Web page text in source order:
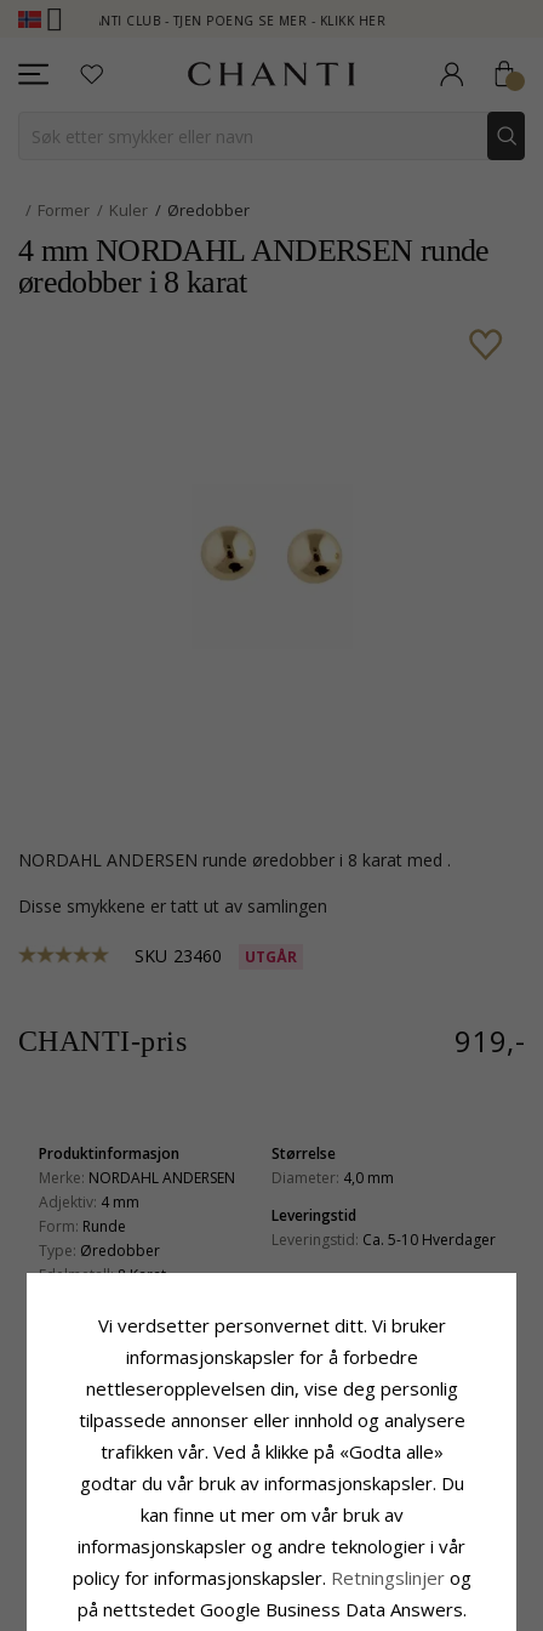
CHANTI CLUB - TJEN POENG SE MER - KLIKK HER
Former Kuler Øredobber
4 mm NORDAHL ANDERSEN runde
øredobber i 8 karat
NORDAHL ANDERSEN runde øredobber i 8 karat med .
Disse smykkene er tatt ut av samlingen
SKU 23460 UTGÅR
CHANTI-pris 919,-
Produktinformasjon
Merke: NORDAHL ANDERSEN
Adjektiv: 4 mm
Form: Runde
Type: Øredobber
Edelmetall:8 Karat
Størrelse
Diameter: 4,0 mm
Leveringstid
Leveringstid: Ca. 5-10 Hverdager
KUNDER KJØPER OGSÅ
11 mm Scrouples
creol i 14 karat gull
CHANTI-pris 1505,-
Simple rings ring i 9
karat gull
CHANTI-pris 2879,-
Vi verdsetter personvernet ditt. Vi bruker
informasjonskapsler for å forbedre
nettleseropplevelsen din, vise deg personlig
tilpassede annonser eller innhold og analysere
trafikken vår. Ved å klikke på «Godta alle»
godtar du vår bruk av informasjonskapsler. Du
kan finne ut mer om vår bruk av
informasjonskapsler og andre teknologier i vår
policy for informasjonskapsler. Retningslinjer og
på nettstedet Google Business Data Answers.